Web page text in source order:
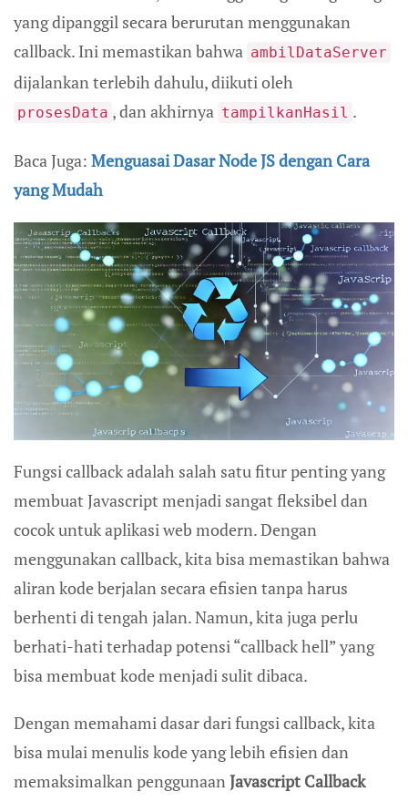
yang dipanggil secara berurutan menggunakan
callback. Ini memastikan bahwa ambilDataServer
dijalankan terlebih dahulu, diikuti oleh
prosesData , dan akhirnya tampilkanHasil .
Baca Juga: Menguasai Dasar Node JS dengan Cara
yang Mudah
Fungsi callback adalah salah satu fitur penting yang
membuat Javascript menjadi sangat fleksibel dan
cocok untuk aplikasi web modern. Dengan
menggunakan callback, kita bisa memastikan bahwa
aliran kode berjalan secara efisien tanpa harus
berhenti di tengah jalan. Namun, kita juga perlu
berhati-hati terhadap potensi “callback hell” yang
bisa membuat kode menjadi sulit dibaca.
Dengan memahami dasar dari fungsi callback, kita
bisa mulai menulis kode yang lebih efisien dan
memaksimalkan penggunaan Javascript Callback